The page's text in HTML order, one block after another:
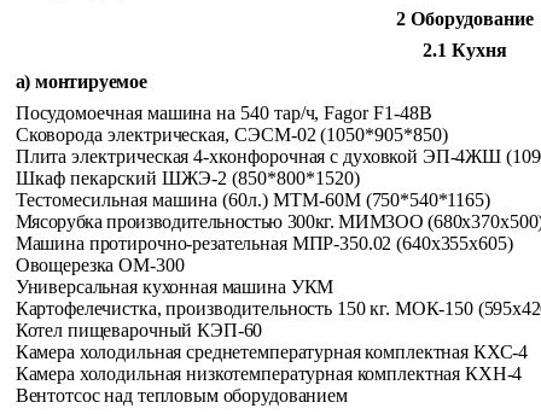
2 Оборудование
2.1 Кухня
а) монтируемое
Посудомоечная машина на 540 тар/ч,Fagor F1-48B
Сковорода электрическая, СЭСМ-02 (1050*905*850)
Плита электрическая 4-хконфорочнаяс духовкой ЭП-4ЖШ
Шкаф пекарский ШЖЭ-2 (850*800*1520)
Тестомесильная машина (60л.) МТМ-60М (750*540*1165)
Мясорубка производительностью 300кг. МИМ3ОО
Машина протирочно-резательная МПР-350.02 (640x355x605)
Овощерезка ОМ-300
Универсальная кухонная машина УКМ
Картофелечистка, производительность 150 кг. МОК-150
Котел пищеварочный КЭП-60
Камера холодильная среднетемпературная комплектная КХС-4
Камера холодильная низкотемпературная комплектная КХН-4
Вентотсос над тепловым оборудованием